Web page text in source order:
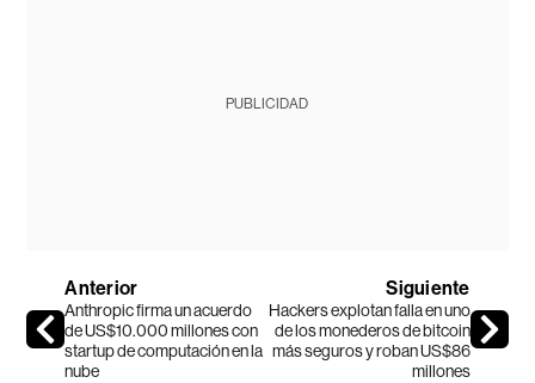
PUBLICIDAD
Anterior
Anthropic firma un acuerdo
de US$10.000 millones con
startup de computación en la
nube
Siguiente
Hackers explotan falla en uno
de los monederos de bitcoin
más seguros y roban US$86
millones